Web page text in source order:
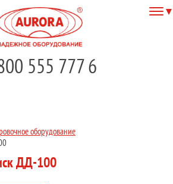
555 777 6
оборудование
ДД-100